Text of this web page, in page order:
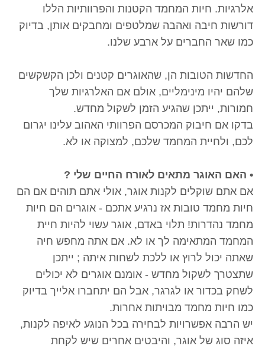
אלרגיות. חיות המחמד הקטנות והפרוותיות הללו
דורשות חיבה ואהבה שמלטפים ומחבקים אותן, בדיוק
כמו שאר החברים על ארבע שלנו.
החדשות הטובות הן, שהאוגרים קטנים ולכן הקשקשים
שלהם יהיו מינימליים, אולם אם האלרגיות שלך
חמורות, ייתכן שהגיע הזמן לשקול מחדש.
בדקו אם חיבוק המכרסם הפרוותי האהוב עלינו יגרום
לכם, ולחיית המחמד שלכם, למצוקה או לא.
• האם האוגר מתאים לאורח החיים שלי ?
אם אתם שוקלים לקנות אוגר, אולי אתם תוהים אם הם
חיות מחמד טובות אז נרגיע אתכם - אוגרים הם חיות
מחמד נהדרות! תלוי באדם, אוגר עשוי להיות חיית
המחמד המתאימה לך או לא. אם אתה מחפש חיה
שאתה יכול לרוץ או ללכת לשחות איתה ; ייתכן
שתצטרך לשקול מחדש - אומנם אוגרים לא יכולים
לשחק בכדור או לגרגר, אבל הם יתחברו אלייך בדיוק
כמו חיות מחמד מבויתות אחרות.
יש הרבה אפשרויות לבחירה בכל הנוגע לאיפה לקנות,
איזה סוג של אוגר, והיבטים אחרים שיש לקחת